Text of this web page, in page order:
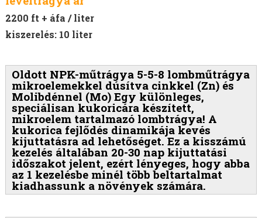
2200 ft + áfa / liter
kiszerelés: 10 liter
Oldott NPK-műtrágya 5-5-8 lombműtrágya
mikroelemekkel dúsítva cinkkel (Zn) és
Molibdénnel (Mo) Egy különleges,
speciálisan kukoricára készített,
mikroelem tartalmazó lombtrágya! A
kukorica fejlődés dinamikája kevés
kijuttatásra ad lehetőséget. Ez a kisszámú
kezelés általában 20-30 nap kijuttatási
időszakot jelent, ezért lényeges, hogy abba
az 1 kezelésbe minél több beltartalmat
kiadhassunk a növények számára.